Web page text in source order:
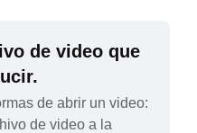
de video que
de abrir un video:
de video a la